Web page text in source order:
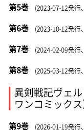
第5巻 (2023-07-12発行、
第6巻 (2023-10-12発行、
第7巻 (2024-02-09発行、
第8巻 (2025-03-12発行、
異剣戦記ヴェ
ワンコミックス
第9巻 (2026-01-19発行、